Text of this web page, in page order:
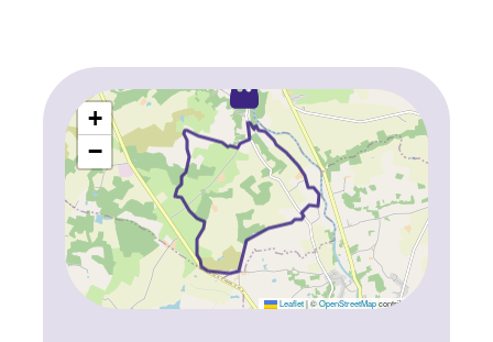
+
−
Leaflet |©OpenStreetMapcontributors